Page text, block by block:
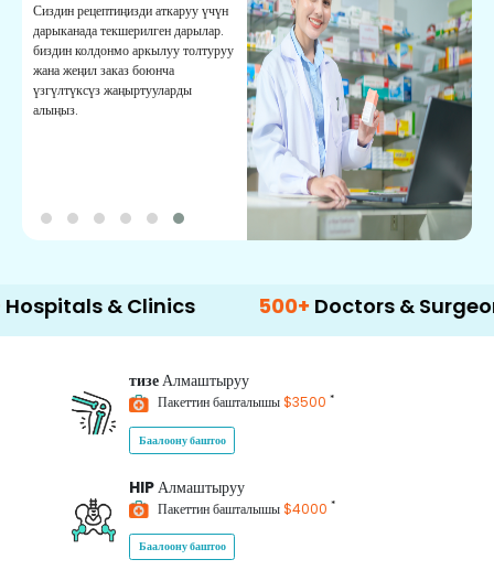
Сиздин рецептиңизди аткаруу үчүн
дарыканада текшерилген дарылар.
биздин колдонмо аркылуу толтуруу
жана жеңил заказ боюнча
үзгүлтүксүз жаңыртууларды
алыңыз.
& Clinics 500+ Doctors & Surgeons
тизеАлмаштыруу
Пакеттин башталышы$3500 *
Баалоону баштоо
HIPАлмаштыруу
Пакеттин башталышы$4000 *
Баалоону баштоо